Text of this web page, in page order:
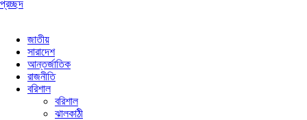
প্রচ্ছদ
জাতীয়
সারাদেশ
আন্তর্জাতিক
রাজনীতি
বরিশাল
বরিশাল
ঝালকাঠী